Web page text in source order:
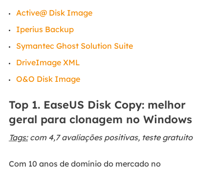
Active@ Disk Image
Iperius Backup
Symantec Ghost Solution Suite
DriveImage XML
O&O Disk Image
Top 1. EaseUS Disk Copy: melhor
geral para clonagem no Windows
Tags:com 4,7 avaliações positivas, teste gratuito
Com 10 anos de domínio do mercado no